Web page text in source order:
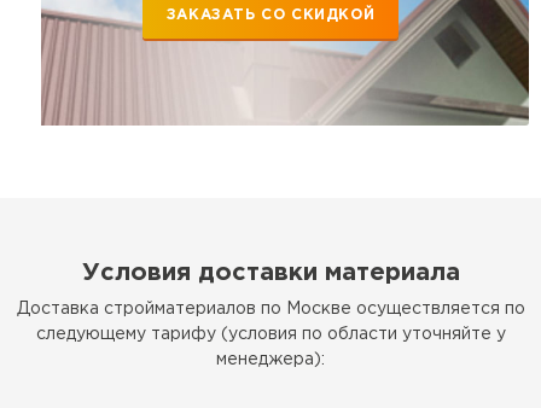
ЗАКАЗАТЬ СО СКИДКОЙ
Условия доставки материала
Доставка стройматериалов по Москве осуществляется по
следующему тарифу (условия по области уточняйте у
менеджера):